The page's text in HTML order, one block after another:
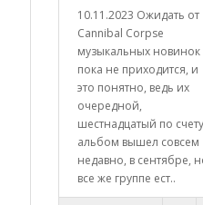
10.11.2023 Ожидать от
Cannibal Corpse
музыкальных новинок
пока не приходится, и
это понятно, ведь их
очередной,
шестнадцатый по счету
альбом вышел совсем
недавно, в сентябре,
все же группе ест..